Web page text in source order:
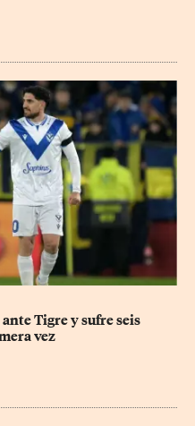
Tigre y sufre seis
vez